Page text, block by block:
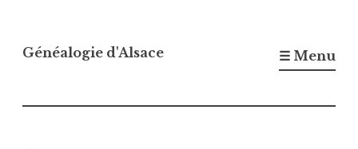
au
Généalogie d'Alsace ☰ Menu